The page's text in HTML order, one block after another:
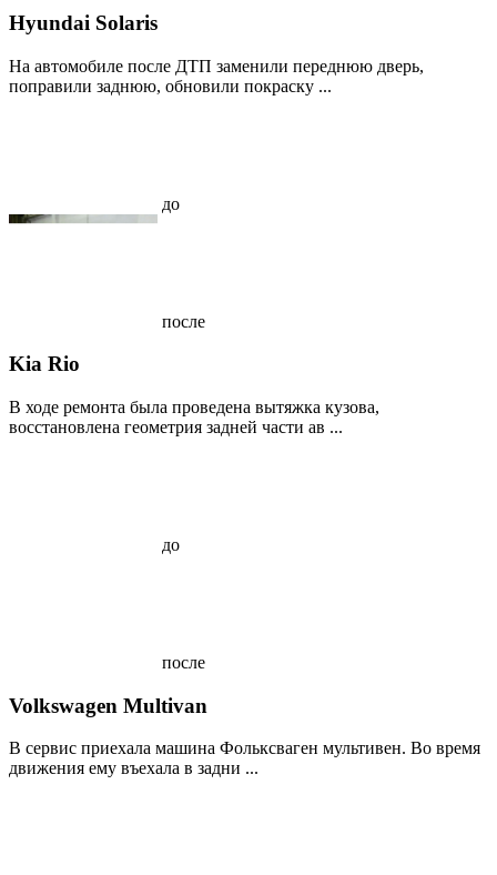
Hyundai Solaris
На автомобиле после ДТП заменили переднюю дверь,
поправили заднюю, обновили покраску ...
до
после
Kia Rio
В ходе ремонта была проведена вытяжка кузова,
восстановлена геометрия задней части ав ...
до
после
Volkswagen Multivan
В сервис приехала машина Фольксваген мультивен. Во время
движения ему въехала в задни ...